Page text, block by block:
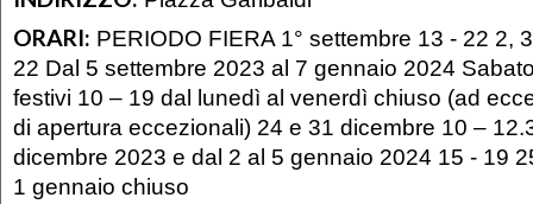
ORARI: PERIODO FIERA 1° settembre 13 - 22 2,
22 Dal 5 settembre 2023 al 7 gennaio 2024
festivi 10 – 19 dal lunedì al venerdì chiuso (ad
di apertura eccezionali) 24 e 31 dicembre 10 –
dicembre 2023 e dal 2 al 5 gennaio 2024 15 - 19
1 gennaio chiuso